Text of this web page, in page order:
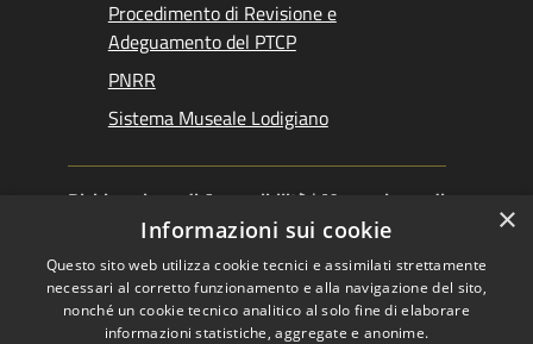
Procedimento di Revisione e
Adeguamento del PTCP
PNRR
Sistema Museale Lodigiano
Dichiarazione di Accessibilità | Meccanismo di
Feedback|Obiettivi accessibilità ×
Informazioni sui cookie
Questo sito web utilizza cookie tecnici e assimilati strettamente
necessari al corretto funzionamento e alla navigazione del sito,
nonché un cookie tecnico analitico al solo fine di elaborare
informazioni statistiche, aggregate e anonime.